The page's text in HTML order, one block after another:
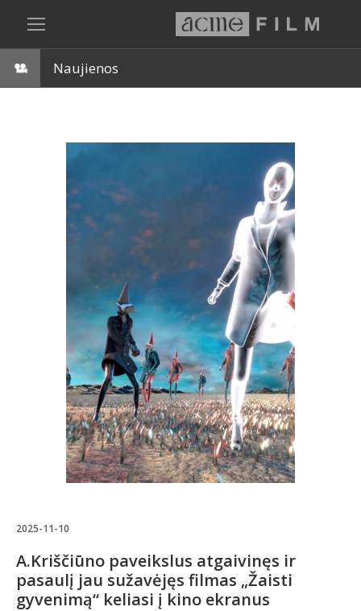
Naujienos
2025-11-10
A.Kriščiūno paveikslus atgaivinęs ir
pasaulį jau sužavėjęs filmas „Žaisti
gyvenimą“ keliasi į kino ekranus